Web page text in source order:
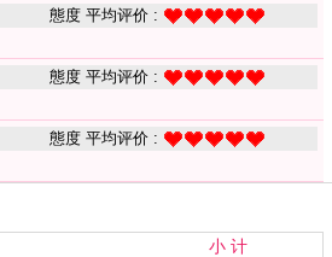
態度 平均评价 :
態度 平均评价 :
態度 平均评价 :
小 计